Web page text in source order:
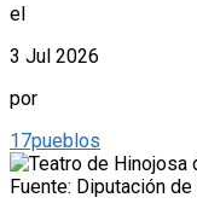
el
3 Jul 2026
por
17pueblos
Fuente: Diputación